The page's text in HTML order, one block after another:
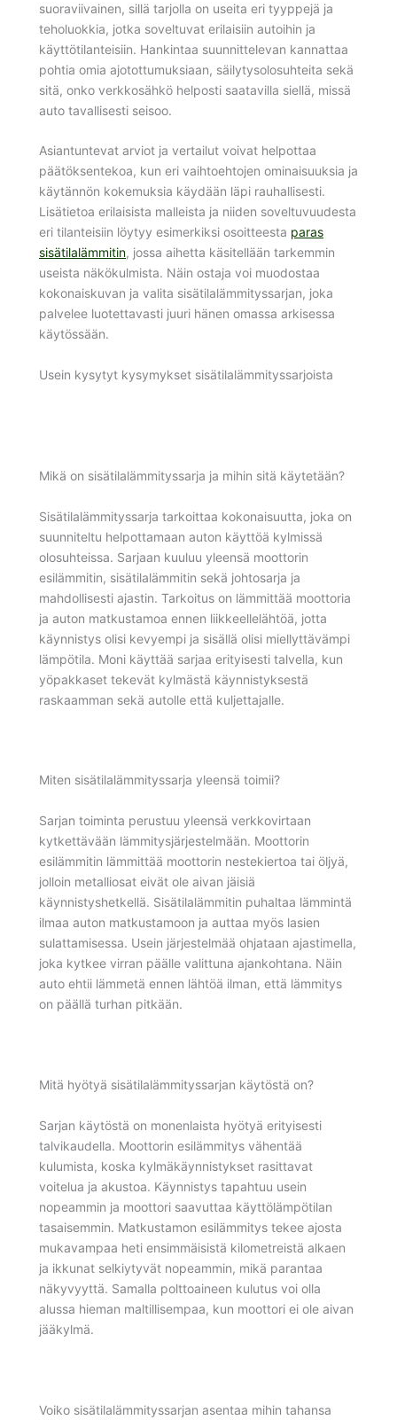
suoraviivainen, sillä tarjolla on useita eri tyyppejä ja
teholuokkia, jotka soveltuvat erilaisiin autoihin ja
käyttötilanteisiin. Hankintaa suunnittelevan kannattaa
pohtia omia ajotottumuksiaan, säilytysolosuhteita sekä
sitä, onko verkkosähkö helposti saatavilla siellä, missä
auto tavallisesti seisoo.
Asiantuntevat arviot ja vertailut voivat helpottaa
päätöksentekoa, kun eri vaihtoehtojen ominaisuuksia ja
käytännön kokemuksia käydään läpi rauhallisesti.
Lisätietoa erilaisista malleista ja niiden soveltuvuudesta
eri tilanteisiin löytyy esimerkiksi osoitteesta paras
sisätilalämmitin, jossa aihetta käsitellään tarkemmin
useista näkökulmista. Näin ostaja voi muodostaa
kokonaiskuvan ja valita sisätilalämmityssarjan, joka
palvelee luotettavasti juuri hänen omassa arkisessa
käytössään.
Usein kysytyt kysymykset sisätilalämmityssarjoista
Mikä on sisätilalämmityssarja ja mihin sitä käytetään?
Sisätilalämmityssarja tarkoittaa kokonaisuutta, joka on
suunniteltu helpottamaan auton käyttöä kylmissä
olosuhteissa. Sarjaan kuuluu yleensä moottorin
esilämmitin, sisätilalämmitin sekä johtosarja ja
mahdollisesti ajastin. Tarkoitus on lämmittää moottoria
ja auton matkustamoa ennen liikkeellelähtöä, jotta
käynnistys olisi kevyempi ja sisällä olisi miellyttävämpi
lämpötila. Moni käyttää sarjaa erityisesti talvella, kun
yöpakkaset tekevät kylmästä käynnistyksestä
raskaamman sekä autolle että kuljettajalle.
Miten sisätilalämmityssarja yleensä toimii?
Sarjan toiminta perustuu yleensä verkkovirtaan
kytkettävään lämmitysjärjestelmään. Moottorin
esilämmitin lämmittää moottorin nestekiertoa tai öljyä,
jolloin metalliosat eivät ole aivan jäisiä
käynnistyshetkellä. Sisätilalämmitin puhaltaa lämmintä
ilmaa auton matkustamoon ja auttaa myös lasien
sulattamisessa. Usein järjestelmää ohjataan ajastimella,
joka kytkee virran päälle valittuna ajankohtana. Näin
auto ehtii lämmetä ennen lähtöä ilman, että lämmitys
on päällä turhan pitkään.
Mitä hyötyä sisätilalämmityssarjan käytöstä on?
Sarjan käytöstä on monenlaista hyötyä erityisesti
talvikaudella. Moottorin esilämmitys vähentää
kulumista, koska kylmäkäynnistykset rasittavat
voitelua ja akustoa. Käynnistys tapahtuu usein
nopeammin ja moottori saavuttaa käyttölämpötilan
tasaisemmin. Matkustamon esilämmitys tekee ajosta
mukavampaa heti ensimmäisistä kilometreistä alkaen
ja ikkunat selkiytyvät nopeammin, mikä parantaa
näkyvyyttä. Samalla polttoaineen kulutus voi olla
alussa hieman maltillisempaa, kun moottori ei ole aivan
jääkylmä.
Voiko sisätilalämmityssarjan asentaa mihin tahansa